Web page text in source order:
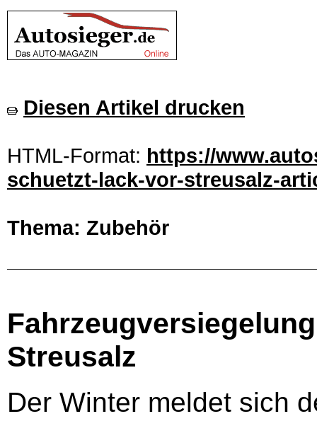
Diesen Artikel drucken
HTML-Format: https://
schuetzt-lack-vor-streusalz-
Thema: Zubehör
Streusalz
Der Winter meldet sich